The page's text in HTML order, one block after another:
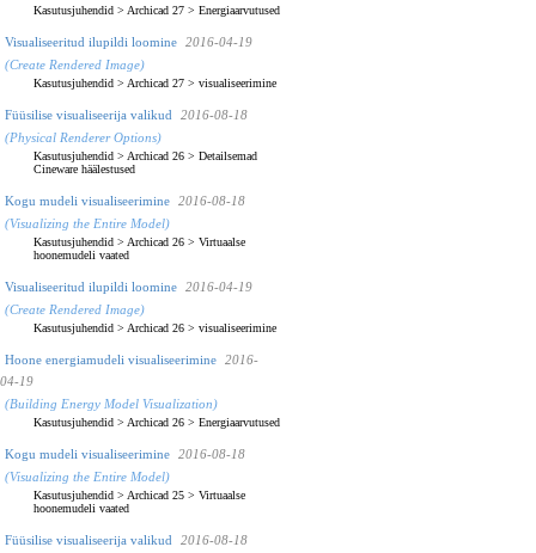
Kasutusjuhendid > Archicad 27 > Energiaarvutused
Visualiseeritud ilupildi loomine
2016-04-19
(Create Rendered Image)
Kasutusjuhendid > Archicad 27 > visualiseerimine
Füüsilise visualiseerija valikud
2016-08-18
(Physical Renderer Options)
Kasutusjuhendid > Archicad 26 > Detailsemad
Cineware häälestused
Kogu mudeli visualiseerimine
2016-08-18
(Visualizing the Entire Model)
Kasutusjuhendid > Archicad 26 > Virtuaalse
hoonemudeli vaated
Visualiseeritud ilupildi loomine
2016-04-19
(Create Rendered Image)
Kasutusjuhendid > Archicad 26 > visualiseerimine
Hoone energiamudeli visualiseerimine
2016-
04-19
(Building Energy Model Visualization)
Kasutusjuhendid > Archicad 26 > Energiaarvutused
Kogu mudeli visualiseerimine
2016-08-18
(Visualizing the Entire Model)
Kasutusjuhendid > Archicad 25 > Virtuaalse
hoonemudeli vaated
Füüsilise visualiseerija valikud
2016-08-18